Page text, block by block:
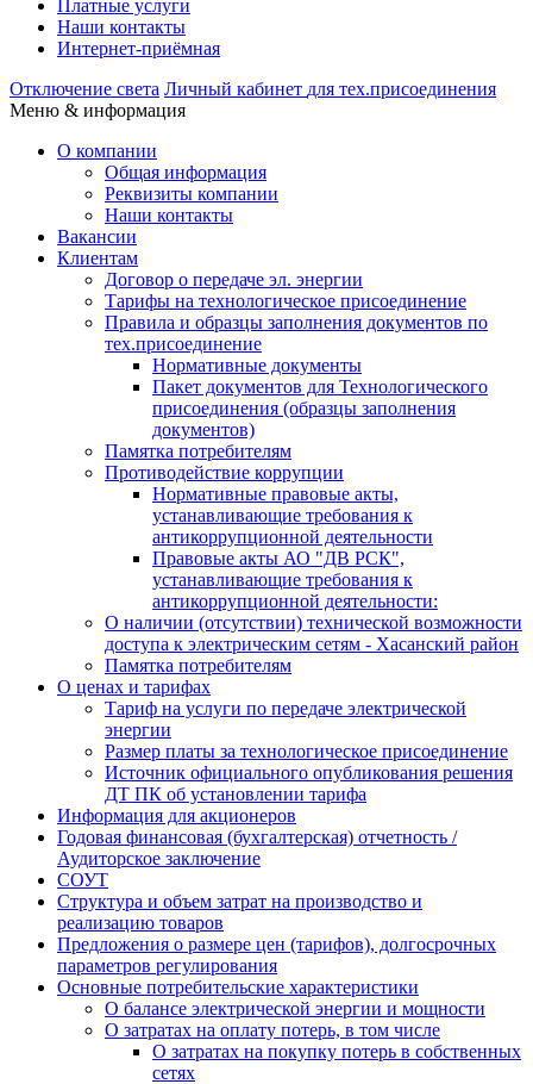
Платные услуги
Наши контакты
Интернет-приёмная
Отключение света Личный кабинет для тех.присоединения
Меню & информация
О компании
Общая информация
Реквизиты компании
Наши контакты
Вакансии
Клиентам
Договор о передаче эл. энергии
Тарифы на технологическое присоединение
Правила и образцы заполнения документов по
тех.присоединение
Нормативные документы
Пакет документов для Технологического
присоединения (образцы заполнения
документов)
Памятка потребителям
Противодействие коррупции
Нормативные правовые акты,
устанавливающие требования к
антикоррупционной деятельности
Правовые акты АО "ДВ РСК",
устанавливающие требования к
антикоррупционной деятельности:
О наличии (отсутствии) технической возможности
доступа к электрическим сетям - Хасанский район
Памятка потребителям
О ценах и тарифах
Тариф на услуги по передаче электрической
энергии
Размер платы за технологическое присоединение
Источник официального опубликования решения
ДТ ПК об установлении тарифа
Информация для акционеров
Годовая финансовая (бухгалтерская) отчетность /
Аудиторское заключение
СОУТ
Структура и объем затрат на производство и
реализацию товаров
Предложения о размере цен (тарифов), долгосрочных
параметров регулирования
Основные потребительские характеристики
О балансе электрической энергии и мощности
О затратах на оплату потерь, в том числе
О затратах на покупку потерь в собственных
сетях